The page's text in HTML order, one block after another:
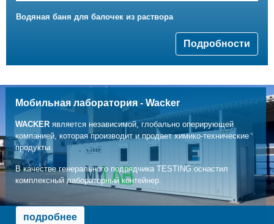
Водяная баня для балочек из раствора
Подробности
Мобильная лаборатория - Wacker
WACKERявляется независимой, глобально оперирующей
компанией, которая производит и продает химико-технические
продукты.
В качестве генерального подрядчика TESTING оснастил
комплексный лабораторный контейнер.
подробнее